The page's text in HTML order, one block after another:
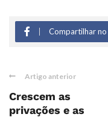
Compartilhar no
Artigo anterior
Crescem as
privações e as